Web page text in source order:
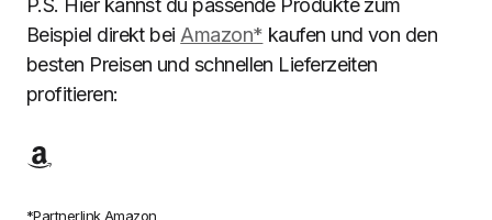
P.S. Hier kannst du passende Produkte zum
Beispiel direkt bei Amazon* kaufen und von den
besten Preisen und schnellen Lieferzeiten
profitieren:
*Partnerlink Amazon